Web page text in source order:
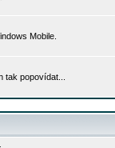
Mobile.
popovídat...